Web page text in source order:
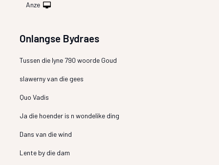
Anze
Onlangse Bydraes
Tussen die lyne 790 woorde Goud
slawerny van die gees
Quo Vadis
Ja die hoender is n wondelike ding
Dans van die wind
Lente by die dam